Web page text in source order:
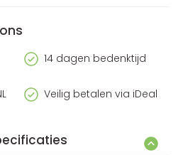
14 dagen bedenktijd
Veilig betalen via iDeal